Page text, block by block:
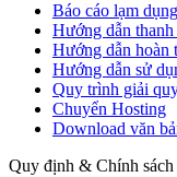
Báo cáo lạm dụng
Hướng dẫn thanh
Hướng dẫn hoàn
Hướng dẫn sử
Quy trình giải
Chuyển Hosting
Download văn
Quy định & Chính sách